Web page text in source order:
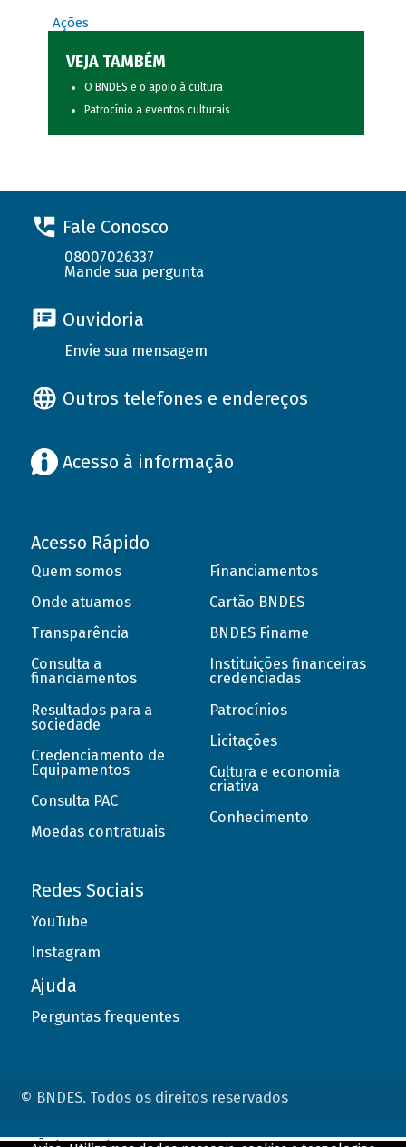
Ações
VEJA TAMBÉM
O BNDES e o apoio à cultura
Patrocínio a eventos culturais
Fale Conosco
08007026337
Mande sua pergunta
Ouvidoria
Envie sua mensagem
Outros telefones e endereços
Acesso à informação
Acesso Rápido
Quem somos
Onde atuamos
Transparência
Consulta a
financiamentos
Resultados para a
sociedade
Credenciamento de
Equipamentos
Consulta PAC
Moedas contratuais
Financiamentos
Cartão BNDES
BNDES Finame
Instituições financeiras
credenciadas
Patrocínios
Licitações
Cultura e economia
criativa
Conhecimento
Redes Sociais
YouTube
Instagram
Ajuda
Perguntas frequentes
© BNDES. Todos os direitos reservados